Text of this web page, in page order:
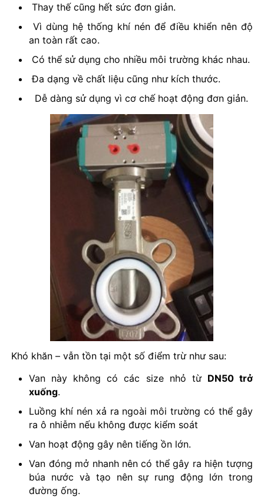
Thay thế cũng hết sức đơn giản.
Vì dùng hệ thống khí nén để điều khiển nên độ
an toàn rất cao.
Có thể sử dụng cho nhiều môi trường khác nhau.
Đa dạng về chất liệu cũng như kích thước.
Dễ dàng sử dụng vì cơ chế hoạt động đơn giản.
Khó khăn – vẫn tồn tại một số điểm trừ như sau:
Van này không có các size nhỏ từ DN50 trở
xuống.
Luồng khí nén xả ra ngoài môi trường có thể gây
ra ô nhiễm nếu không được kiểm soát
Van hoạt động gây nên tiếng ồn lớn.
Van đóng mở nhanh nên có thể gây ra hiện tượng
búa nước và tạo nên sự rung động lớn trong
đường ống.